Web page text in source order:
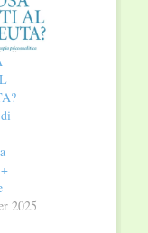
2025